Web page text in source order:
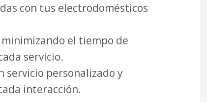
con tus electrodomésticos
el tiempo de
servicio.
servicio personalizado y
interacción.